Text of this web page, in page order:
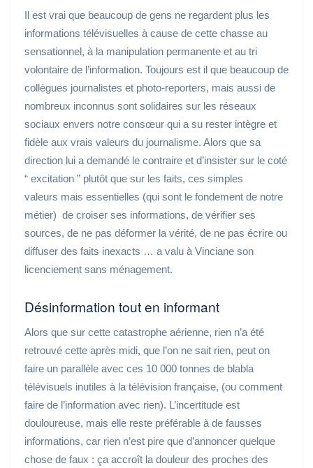
Il est vrai que beaucoup de gens ne regardent plus les
informations télévisuelles à cause de cette chasse au
sensationnel, à la manipulation permanente et au tri
volontaire de l’information. Toujours est il que beaucoup de
collègues journalistes et photo-reporters, mais aussi de
nombreux inconnus sont solidaires sur les réseaux
sociaux envers notre consœur qui a su rester intègre et
fidèle aux vrais valeurs du journalisme. Alors que sa
direction lui a demandé le contraire et d’insister sur le coté
“ excitation ” plutôt que sur les faits, ces simples
valeurs mais essentielles (qui sont le fondement de notre
métier) de croiser ses informations, de vérifier ses
sources, de ne pas déformer la vérité, de ne pas écrire ou
diffuser des faits inexacts … a valu à Vinciane son
licenciement sans ménagement.
Désinformation tout en informant
Alors que sur cette catastrophe aérienne, rien n’a été
retrouvé cette après midi, que l’on ne sait rien, peut on
faire un parallèle avec ces 10 000 tonnes de blabla
télévisuels inutiles à la télévision française, (ou comment
faire de l’information avec rien). L’incertitude est
douloureuse, mais elle reste préférable à de fausses
informations, car rien n’est pire que d’annoncer quelque
chose de faux : ça accroît la douleur des proches des